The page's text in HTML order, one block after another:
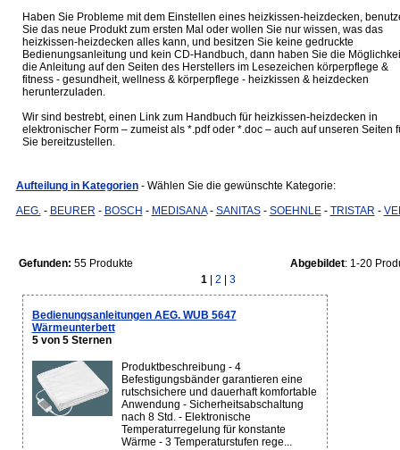
Haben Sie Probleme mit dem Einstellen eines heizkissen-heizdecken,
Sie das neue Produkt zum ersten Mal oder wollen Sie nur wissen, was das
heizkissen-heizdecken alles kann, und besitzen Sie keine gedruckte
Bedienungsanleitung und kein CD-Handbuch, dann haben Sie die
die Anleitung auf den Seiten des Herstellers im Lesezeichen körperpflege &
fitness - gesundheit, wellness & körperpflege - heizkissen & heizdecken
herunterzuladen.
Wir sind bestrebt, einen Link zum Handbuch für heizkissen-heizdecken in
elektronischer Form – zumeist als *.pdf oder *.doc – auch auf unseren Seiten
Sie bereitzustellen.
Aufteilung in Kategorien - Wählen Sie die gewünschte Kategorie:
AEG.- BEURER - BOSCH - MEDISANA- SANITAS- SOEHNLE- TRISTAR -
Gefunden: 55 Produkte Abgebildet: 1-20
1
2 3
Bedienungsanleitungen AEG. WUB 5647
Wärmeunterbett
5 von 5 Sternen
Produktbeschreibung - 4
Befestigungsbänder garantieren eine
rutschsichere und dauerhaft komfortable
Anwendung - Sicherheitsabschaltung
nach 8 Std. - Elektronische
Temperaturregelung für konstante
Wärme - 3 Temperaturstufen rege...